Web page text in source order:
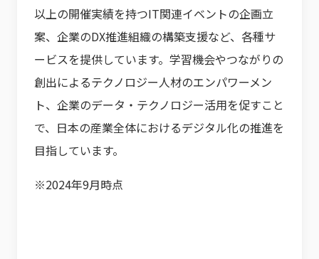
以上の開催実績を持つIT関連イベントの企画立
案、企業のDX推進組織の構築支援など、各種サ
ービスを提供しています。学習機会やつながりの
創出によるテクノロジー人材のエンパワーメン
ト、企業のデータ・テクノロジー活用を促すこと
で、日本の産業全体におけるデジタル化の推進を
目指しています。
※2024年9月時点